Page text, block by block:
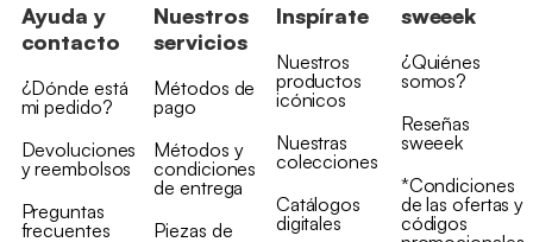
Ayuda y
contacto
¿Dónde está
mi pedido?
Devoluciones
y reembolsos
Preguntas
frecuentes
Nuestros
servicios
Métodos de
pago
Métodos y
condiciones
de entrega
Piezas de
Inspírate
Nuestros
productos
icónicos
Nuestras
colecciones
Catálogos
digitales
sweeek
¿Quiénes
somos?
Reseñas
sweeek
*Condiciones
de las ofertas y
códigos